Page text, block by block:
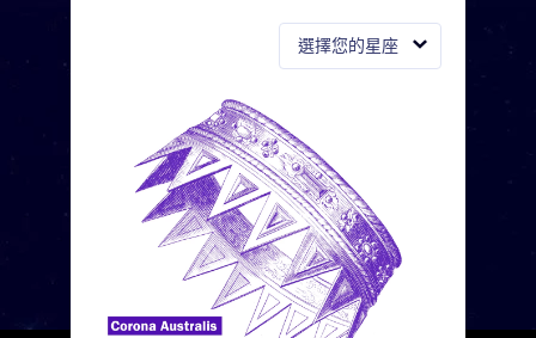
選擇您的星座